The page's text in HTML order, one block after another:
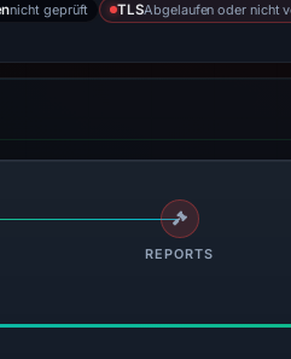
nicht geprüft TLSAbgelaufen oder nicht
REPORTS